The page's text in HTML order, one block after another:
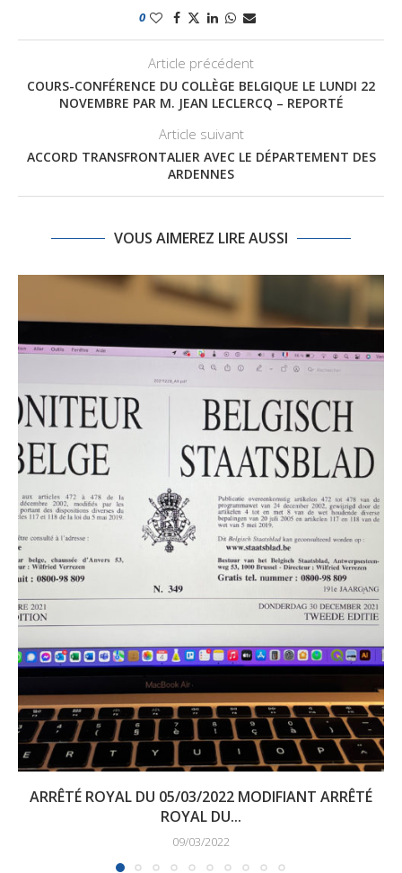
0
Article précédent
COURS-CONFÉRENCE DU COLLÈGE BELGIQUE LE LUNDI 22
NOVEMBRE PAR M. JEAN LECLERCQ – REPORTÉ
Article suivant
ACCORD TRANSFRONTALIER AVEC LE DÉPARTEMENT DES
ARDENNES
VOUS AIMEREZ LIRE AUSSI
ARRÊTÉ ROYAL DU 05/03/2022 MODIFIANT ARRÊTÉ
ROYAL DU...
09/03/2022